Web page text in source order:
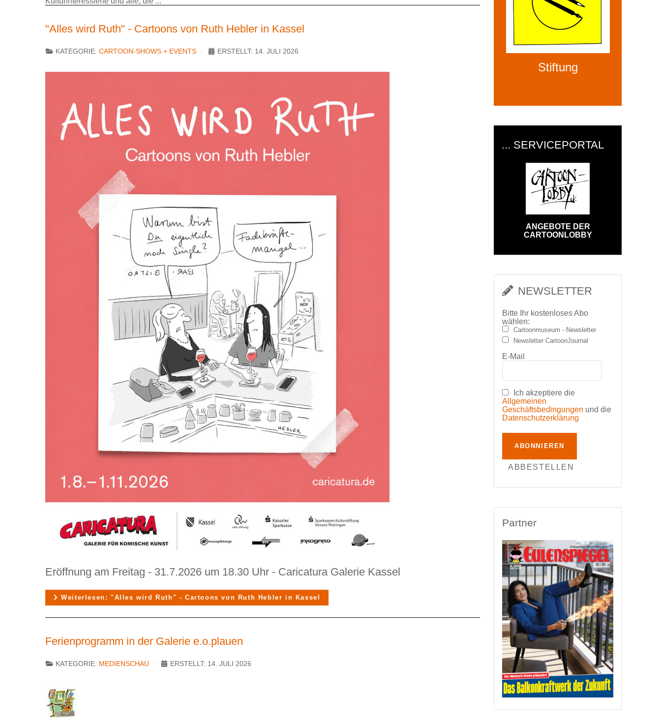
"Alles wird Ruth" - Cartoons von Ruth Hebler in Kassel
KATEGORIE: CARTOON-SHOWS + EVENTS ERSTELLT: 14. JULI 2026
Eröffnung am Freitag - 31.7.2026 um 18.30 Uhr - Caricatura Galerie Kassel
Weiterlesen: "Alles wird Ruth" - Cartoons von Ruth Hebler in Kassel
Ferienprogramm in der Galerie e.o.plauen
KATEGORIE: MEDIENSCHAU ERSTELLT: 14. JULI 2026
Stiftung
... SERVICEPORTAL
ANGEBOTE DER
CARTOONLOBBY
NEWSLETTER
Bitte Ihr kostenloses Abo
wählen:
Cartoonmuseum - Newsletter
Newsletter CartoonJournal
E-Mail
Ich akzeptiere die
Allgemeinen
Geschäftsbedingungen und die
Datenschutzerklärung
ABONNIEREN
ABBESTELLEN
Partner